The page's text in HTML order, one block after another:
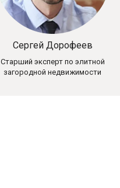
Сергей Дорофеев
Старший эксперт по элитной
загородной недвижимости